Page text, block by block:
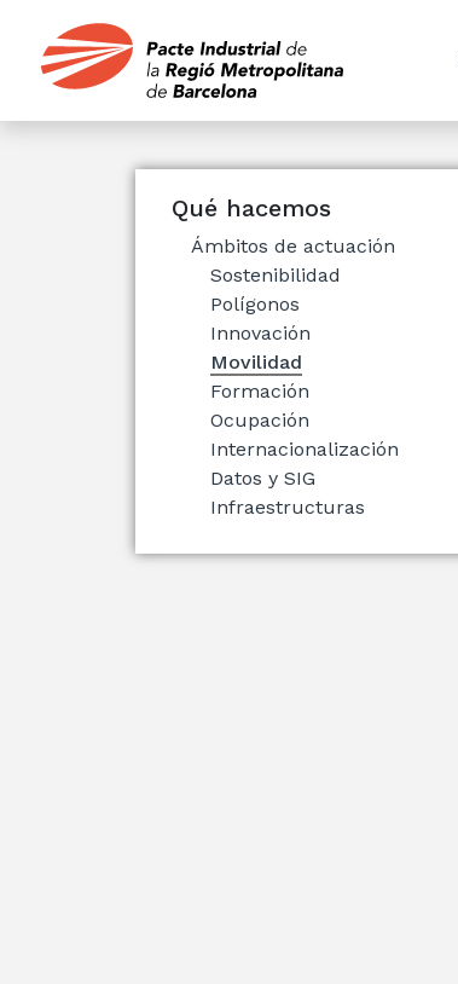
Qué hacemos
Ámbitos de actuación
Sostenibilidad
Polígonos
Innovación
Movilidad
Formación
Ocupación
Internacionalización
Datos y SIG
Infraestructuras